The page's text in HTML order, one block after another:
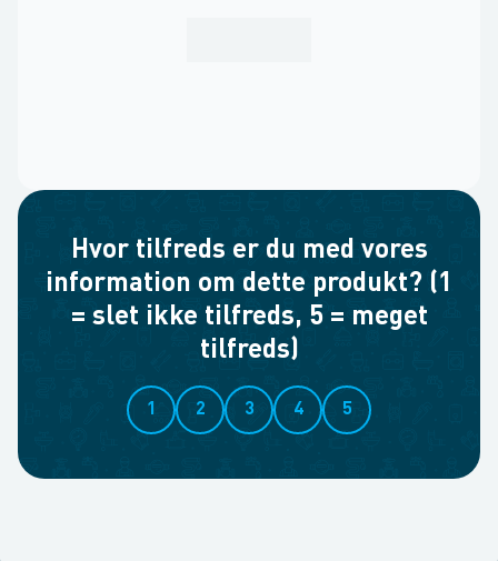
Hvor tilfreds er du med vores
information om dette produkt? (1
= slet ikke tilfreds, 5 = meget
tilfreds)
1 2 3 4 5